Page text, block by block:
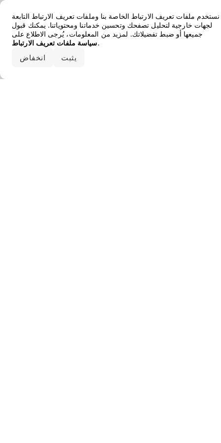
نستخدم ملفات تعريف الارتباط الخاصة بنا وملفات تعريف الارتباط التابعة
لجهات خارجية لتحليل تصفحك وتحسين خدماتنا ومحتوياتنا. يمكنك قبول
جميعها أو ضبط تفضيلاتك. لمزيد من المعلومات، يُرجى الاطلاع على
سياسة ملفات تعريف الارتباط.
انخفاض يثبت
Error loading the brand